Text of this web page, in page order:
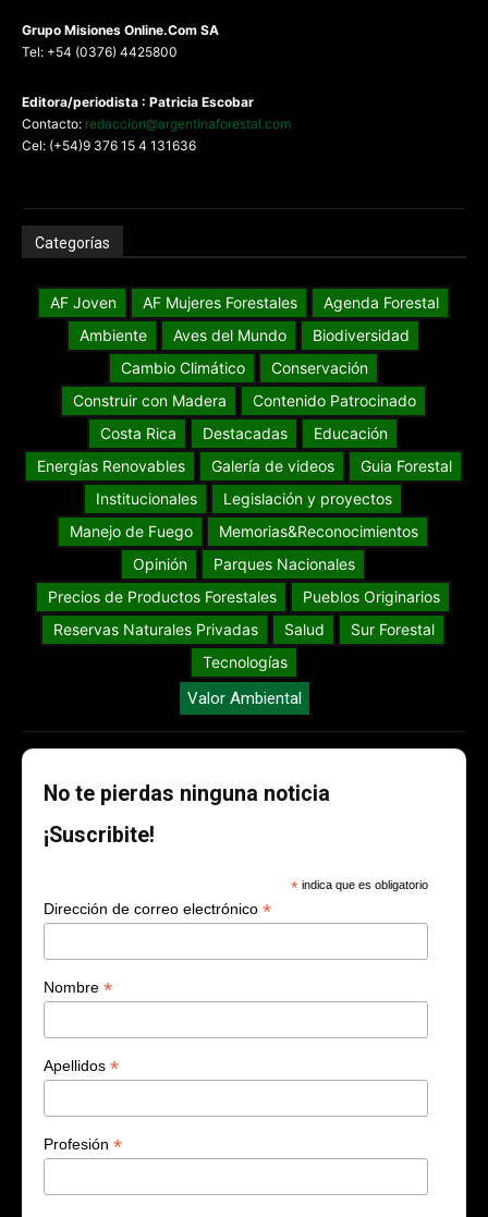
Grupo Misiones Online.Com SA
Tel: +54 (0376) 4425800
Editora/periodista : Patricia Escobar
Contacto: redaccion@argentinaforestal.com
Cel: (+54)9 376 15 4 131636
Categorías
AF Joven AF Mujeres Forestales
Agenda Forestal
Ambiente
Aves del Mundo
Biodiversidad
Cambio Climático
Conservación
Construir con Madera
Contenido Patrocinado
Costa Rica
Destacadas
Educación
Energías Renovables
Galería de videos
Guia Forestal
Institucionales
Legislación y proyectos
Manejo de Fuego
Memorias&Reconocimientos
Opinión
Parques Nacionales
Precios de Productos Forestales
Pueblos Originarios
Reservas Naturales Privadas
Salud
Sur Forestal
Tecnologías
Valor Ambiental
No te pierdas ninguna noticia
¡Suscribite!
* indica que es obligatorio
Dirección de correo electrónico *
Nombre *
Apellidos *
Profesión *